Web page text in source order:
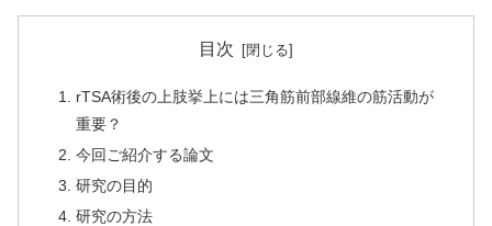
目次
rTSA術後の上肢挙上には三角筋前部線維の筋活動が
重要？
今回ご紹介する論文
研究の目的
研究の方法